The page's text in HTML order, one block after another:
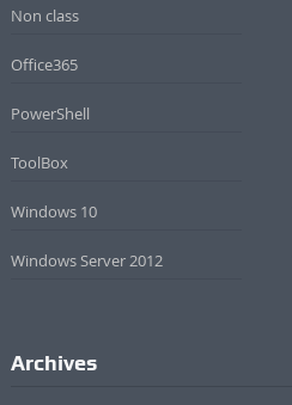
Non class
Office365
PowerShell
ToolBox
Windows 10
Windows Server 2012
Archives